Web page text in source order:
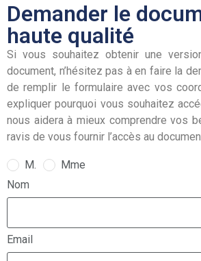
Demander le
haute qualité
Si vous souhaitez obtenir une
document, n’hésitez pas à en faire la
de remplir le formulaire avec vos
expliquer pourquoi vous souhaitez
nous aidera à mieux comprendre vos
ravis de vous fournir l’accès au
M.
Mme
Nom
Email